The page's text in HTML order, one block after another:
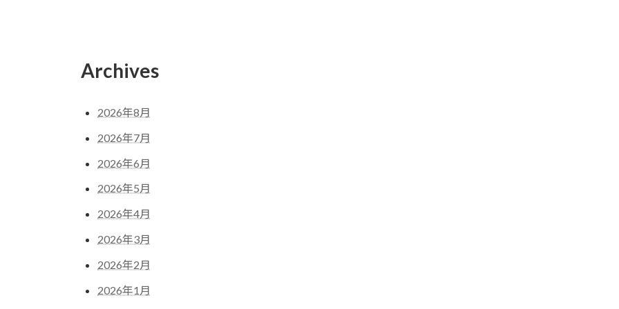
Archives
2026年8月
2026年7月
2026年6月
2026年5月
2026年4月
2026年3月
2026年2月
2026年1月